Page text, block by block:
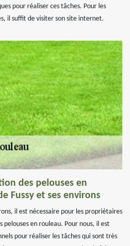
pour réaliser ces tâches. Pour les
il suffit de visiter son site internet.
des pelouses en
Fussy et ses environs
il est nécessaire pour les propriétaires
pelouses en rouleau. Pour nous, il est
pour réaliser les tâches qui sont très